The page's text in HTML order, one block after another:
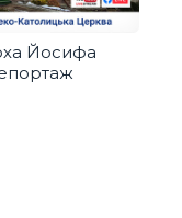
Йосифа